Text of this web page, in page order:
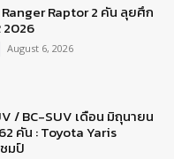
Raptor 2 คัน ลุยศึก
2026
August 6, 2026
/ BC-SUV เดือน มิถุนายน
คัน : Toyota Yaris
มป์